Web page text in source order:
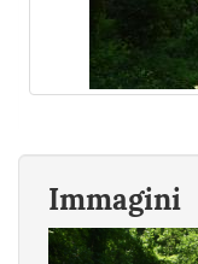
Immagini